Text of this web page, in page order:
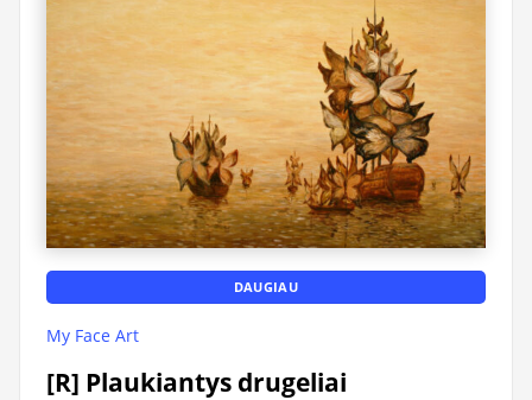
DAUGIAU
My Face Art
[R] Plaukiantys drugeliai